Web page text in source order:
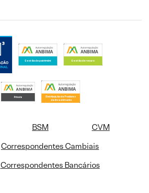
BSM
CVM
Correspondentes Cambiais
Correspondentes Bancários